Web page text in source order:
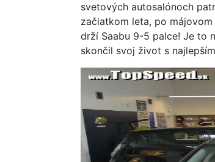
svetových autosalónoch
začiatkom leta, po
drží Saabu 9-5 palce! Je to
skončil svoj život s